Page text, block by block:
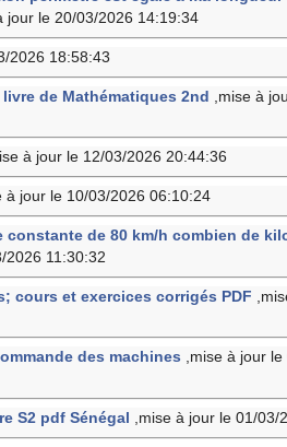
jour le 20/03/2026 14:19:34
2026 18:58:43
de Mathématiques 2nd
,mise à
à jour le 12/03/2026 20:44:36
à jour le 10/03/2026 06:10:24
de 80 km/h combien de
2026 11:30:32
cours et exercices corrigés PDF
des machines ,mise à jour
S2 pdf Sénégal ,mise à jour le 01/03/